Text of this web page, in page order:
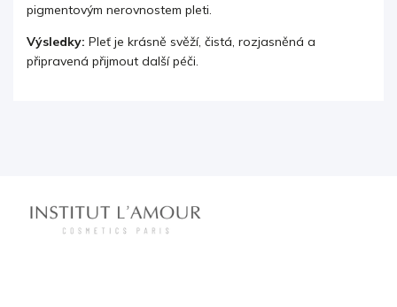
pigmentovým nerovnostem pleti.
Výsledky: Pleť je krásně svěží, čistá, rozjasněná a
připravená přijmout další péči.